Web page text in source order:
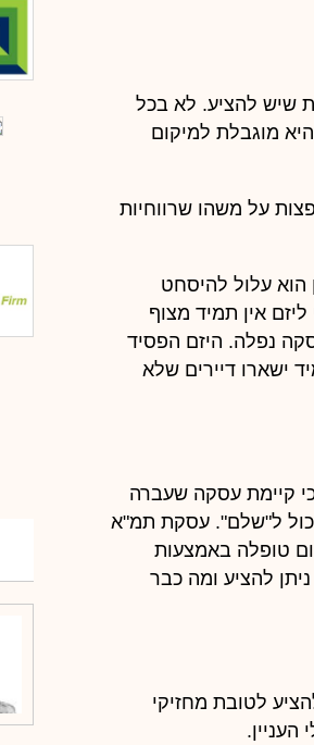
עם הפתרונות שיש להציע. לא בכל
מוגבלת למיקום
על משהו שרווחיות
הוא עלול להיסחט
אין תמיד מצוף
נפלה. היזם הפסיד
ישארו דיירים שלא
קיימת עסקה שעברה
ל"שלם". עסקת תמ"א
טופלה באמצעות
להציע ומה כבר
לטובת מחזיקי